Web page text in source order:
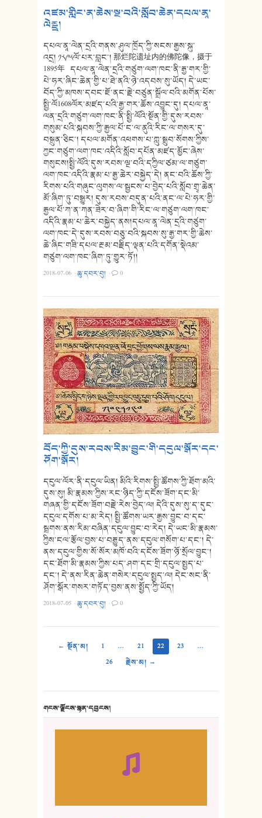
འཛམ་གླིང་ན་ཆེས་སྔ་བའི་སློབ་ཆེན་དཔལ་ནཱ་
ལེནྡྲ།
དཔལ་ནཱ་ལེན་དྲའི་གནས་ཤུལ་ཁྲོད་ཀྱི་སངས་རྒྱས་སྐུ་
འདྲ། ༡༨༩༥ལོ་པར་བླང་། 那烂陀遗址内的佛陀像，摄于
1895年 དཔལ་ནཱ་ལེན་དྲའི་གཙུག་ལག་ཁང་ནི་རྒྱ་གར་གྱི་
པེ་ཧར་ཞིང་ཆེན་གྱི་པ་ཐེ་ནའི་ཉེ་འདབས་སུ་ཡོད། དེ་ཡང་
བོད་ཀྱི་མཁས་དབང་ཇོ་ནང་རྗེ་བཙུན་སྒྲོལ་བའི་མགོན་པོས་
སྤྱི་ལོ1608ལོར་མཛད་པའི་རྒྱ་གར་ཆོས་འབྱུང་དུ། དཔལ་ནཱ་
ལན་དྲའི་གཙུག་ལག་ཁང་ནི་སྤྱི་ལོའི་སྔོན་གྱི་དུས་རབས་
གསུམ་པའི་སྐབས་ཀྱི་རྒྱལ་པོ་ང་ལ་ནུའི་རིང་ལ་གསར་དུ་
བསྐྲུན་ཅིང་། དཔལ་མགོན་འཕགས་པ་ཀླུ་སྒྲུབ་སོགས་ཀྱིས་
ཀྱང་གཙུག་ལག་ཁང་འདིའི་སློབ་དཔོན་མཛད་མྱོང་ཞེས་
གསུངས།སྤྱི་ལོའི་དུས་རབས་ལྔ་བའི་དཀྱིལ་ཙམ་ལ་གཙུག་
ལག་ཁང་འདིའི་རྣམ་པ་རྒྱ་ཆེར་བསྐྱེད་དེ། ནང་བའི་ཆོས་ཀྱི་
རིགས་པའི་གཞུང་ལུགས་ལ་སྦྱངས་པ་བྱེད་པའི་སློབ་གྲྭ་ཆེན་
མོ་ཞིག་ཏུ་བསྒྱུར། དུས་རབས་བདུན་པའི་ནང་ལ་པེ་ཧར་གྱི་
རྒྱལ་པོ་ཀ་ན་ཀན་ཟེར་བ་ཞིག་གི་རིང་ལ་གཙུག་ལག་ཁང་
འདིའི་རྣམ་པ་ཆེར་བསྐྱེད་ནས།དཔལ་ནཱ་ལེན་དྲའི་གཙུག་
ལག་ཁང་དེ་དུས་རབས་བཅུ་བའི་སྐབས་སུ་རྒྱ་གར་གྱི་ཆེས་
ཆེ་ཞིང་གཟི་དཔལ་རྔམ་བརྗིད་ལྡན་པའི་དགོན་སྡེའམ་
གཙུག་ལག་ཁང་ཞིག་ཏུ་གྱུར་ཏོ།།
2018-07-06 ·ཆུ་དབར་བུ། · 0
བོད་ཀྱི་དུས་རབས་རིམ་བྱུང་གི་དངུལ་སྒོར་དང་
ཤོག་སྒོར།
དངུལ་ལོར་ནི་དངུལ་ཡིན། མིའི་རིགས་སྤྱི་ཚོགས་ཀྱི་ཐོག་མའི་
དུས་སུ། མི་རྣམས་ཀྱིས་རང་ཉིད་ཀྱི་དངོས་ཟོག་དང་མི་
གཞན་གྱི་དངོས་ཟོག་བརྗེ་རེས་བྱེད་ལ། དེའི་དུས་སུ་ད་དུང་
དངུལ་དགོས་པ་མ་རེད། སྤྱི་ཚོགས་ཡར་རྒྱས་བྱུང་བ་དང་
སྦྲགས་ནས་རིམ་བཞིན་དངུལ་བྱུང་བ་རེད། དེ་ཡང་མི་རྣམས་
ཀྱིས་ངལ་རྩོལ་བྱས་པ་བརྒྱུད་ནས་དངུལ་གསོག་པ་དང་། དེ་
ནས་དངུལ་གྱིས་སོ་སོར་མཁོ་བའི་དངོས་ཟོག་ཉོ་སྲོལ་བྱུང་།
དང་ཐོག་མི་རྣམས་ཀྱིས་པད་ཤག་དང་གྲི་དངུལ་སྤྱད་པ་
དང་། དེ་ནས་རིན་ཆེན་གསེར་དངུལ་སྤྱད་ལ། དེང་སང་ནི་
ཤོག་སྒོར་གསར་གཏོད་བྱས་ནས་སྤྱོད་ཀྱི་ཡོད།
2018-07-05 ·ཆུ་དབར་བུ། · 0
← སྔོན་མ། 1 … 21 22 23
…
26
རྗེས་མ། →
གངས་ལྗོངས་སྙན་དབྱངས།